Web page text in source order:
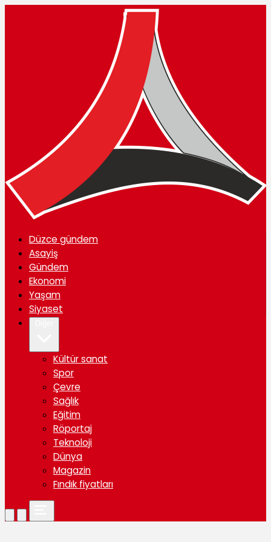
Düzce gündem
Asayiş
Gündem
Ekonomi
Yaşam
Siyaset
Kültür sanat
Spor
Çevre
Sağlık
Eğitim
Röportaj
Teknoloji
Dünya
Magazin
Fındık fiyatları